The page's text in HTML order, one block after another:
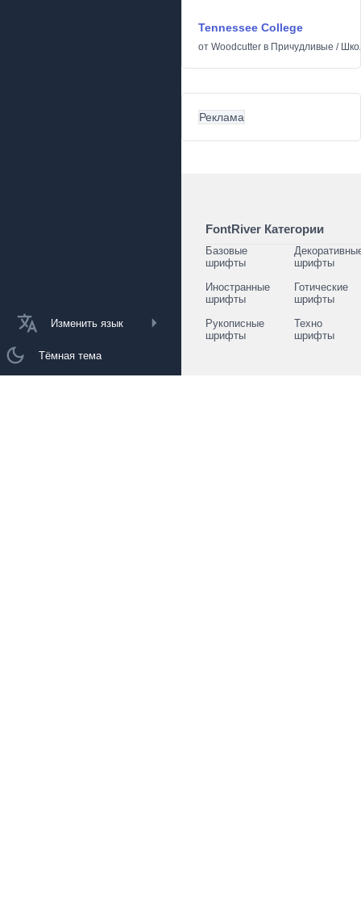
Изменить язык
Тёмная тема
Tennessee College
от Woodcutter в Причудливые /
Реклама
FontRiver Категории
Базовые
шрифты
шрифты
Иностранные
шрифты
Готические
шрифты
Рукописные
шрифты
Техно
шрифты